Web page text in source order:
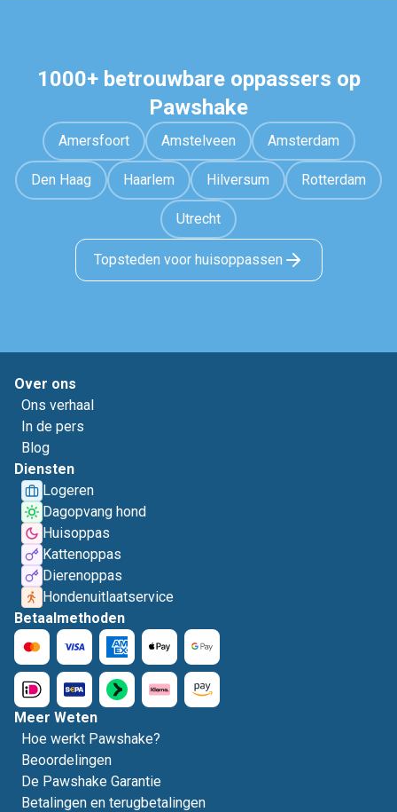
1000+ betrouwbare oppassers op
Pawshake
Amersfoort Amstelveen Amsterdam
Den Haag Haarlem Hilversum Rotterdam
Utrecht
Topsteden voor huisoppassen
Over ons
Ons verhaal
In de pers
Blog
Diensten
Logeren
Dagopvang hond
Huisoppas
Kattenoppas
Dierenoppas
Hondenuitlaatservice
Betaalmethoden
Meer Weten
Hoe werkt Pawshake?
Beoordelingen
De Pawshake Garantie
Betalingen en terugbetalingen